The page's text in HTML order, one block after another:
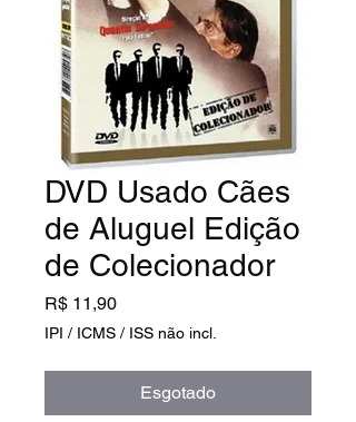
DVD Usado Cães
de Aluguel Edição
de Colecionador
R$ 11,90Preço
IPI / ICMS / ISS não incl.
Esgotado